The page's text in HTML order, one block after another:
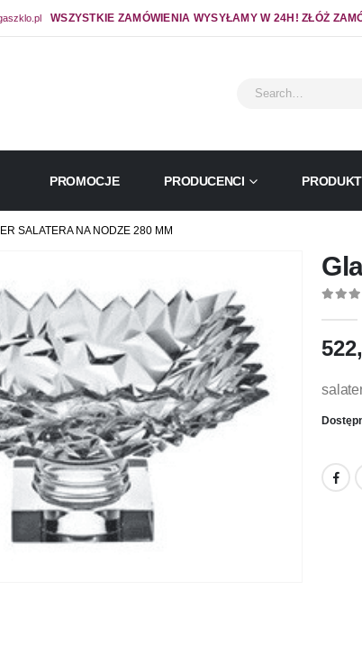
WSZYSTKIE ZAMÓWIENIA WYSYŁAMY W 24H! ZŁÓŻ
PROMOCJE PRODUCENCI
SALATERA NA NODZE 280 MM